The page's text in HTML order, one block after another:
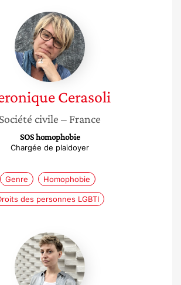
Veronique
Cerasoli
Cerasoli
Société civile – France
SOS homophobie
Chargée de plaidoyer
Genre Homophobie
des personnes LGBTI
Mathilde
Neuville